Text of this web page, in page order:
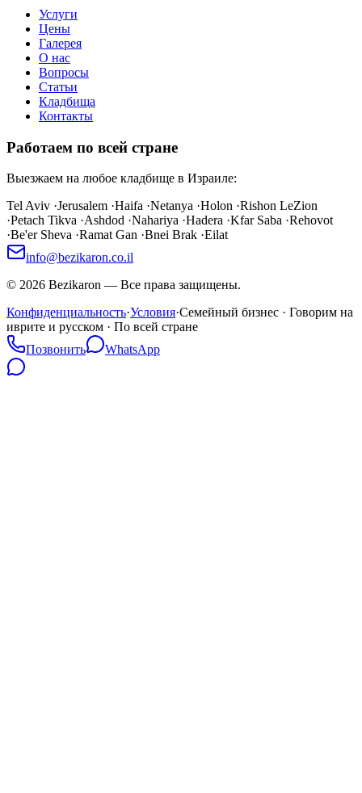
Услуги
Цены
Галерея
О нас
Вопросы
Статьи
Кладбища
Контакты
Работаем по всей стране
Выезжаем на любое кладбище в Израиле:
Tel Aviv ·Jerusalem ·Haifa ·Netanya ·Holon ·Rishon LeZion
·Petach Tikva ·Ashdod ·Nahariya ·Hadera ·Kfar Saba ·Rehovot
·Be'er Sheva ·Ramat Gan ·Bnei Brak ·Eilat
info@bezikaron.co.il
© 2026 Bezikaron — Все права защищены.
Конфиденциальность·Условия·Семейный бизнес · Говорим на
иврите и русском · По всей стране
Позвонить
WhatsApp